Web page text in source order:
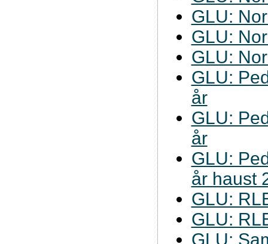
GLU:
GLU:
GLU:
GLU:
år
GLU:
år
GLU:
år haust
GLU:
GLU:
GLU: